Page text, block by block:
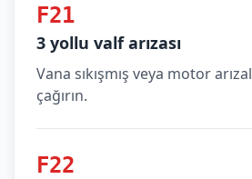
F21
3 yollu valf arızası
Vana sıkışmış veya motor
çağırın.
F22